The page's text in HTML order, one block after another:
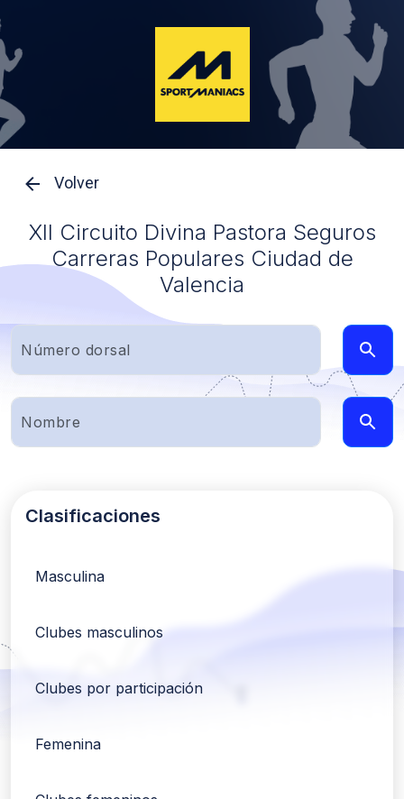
Volver
XII Circuito Divina Pastora Seguros
Carreras Populares Ciudad de
Valencia
Clasificaciones
Masculina
Clubes masculinos
Clubes por participación
Femenina